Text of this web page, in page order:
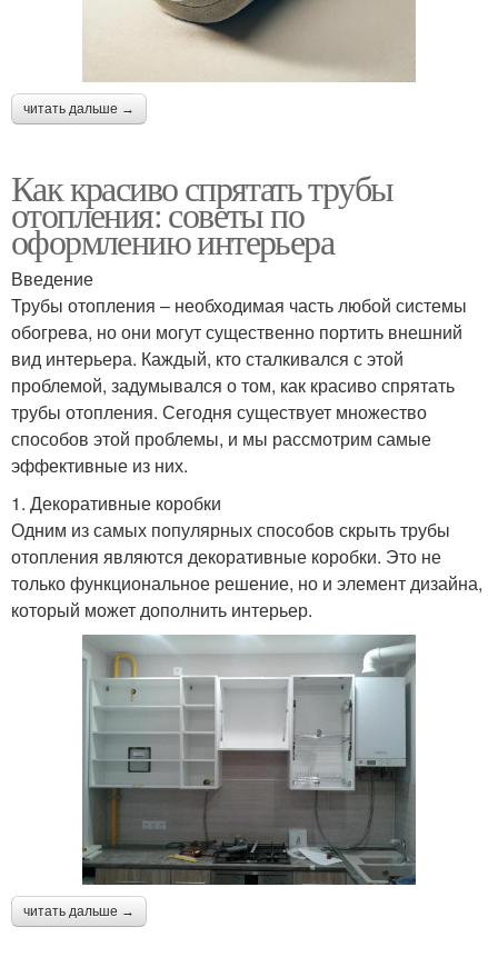
читать дальше →
Как красиво спрятать трубы
отопления: советы по
оформлению интерьера
Введение
Трубы отопления – необходимая часть любой системы
обогрева, но они могут существенно портить внешний
вид интерьера. Каждый, кто сталкивался с этой
проблемой, задумывался о том, как красиво спрятать
трубы отопления. Сегодня существует множество
способов этой проблемы, и мы рассмотрим самые
эффективные из них.
1. Декоративные коробки
Одним из самых популярных способов скрыть трубы
отопления являются декоративные коробки. Это не
только функциональное решение, но и элемент дизайна,
который может дополнить интерьер.
читать дальше →